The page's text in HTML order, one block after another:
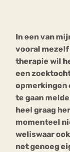
In een van
vooral mezelf
therapie wil
een
opmerkingen
te gaan
heel graag
momenteel
weliswaar
net genoeg
mia
Nerv
osa
Eetbuien
Orthorexia